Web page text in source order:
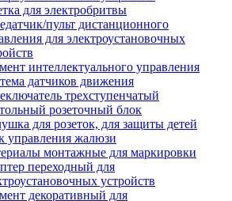
для электробритвы
пульт дистанционного
для электроустановочных
интеллектуального управления
датчиков движения
трехступенчатый
розеточный блок
для розеток, для защиты детей
управления жалюзи
монтажные для маркировки
переходный для
устройств
декоративный для